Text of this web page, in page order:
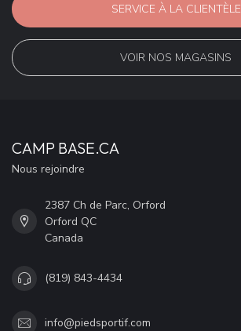
SERVICE À LA CLIENTÈLE
VOIR NOS MAGASINS
CAMP BASE.CA
Nous rejoindre
2387 Ch de Parc, Orford
Orford QC
Canada
(819) 843-4434
info@piedsportif.com